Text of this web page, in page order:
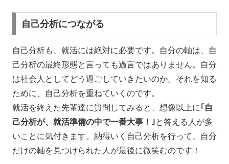
自己分析につながる
自己分析も、就活には絶対に必要です。自分の軸は、自
己分析の最終形態と言っても過言ではありません。自分
は社会人としてどう過ごしていきたいのか。それを知る
ために、自己分析を重ねていくのです。
就活を終えた先輩達に質問してみると、想像以上に｢自
己分析が、就活準備の中で一番大事！｣と答える人が多
いことに気付きます。納得いく自己分析を行って、自分
だけの軸を見つけられた人が最後に微笑むのです！